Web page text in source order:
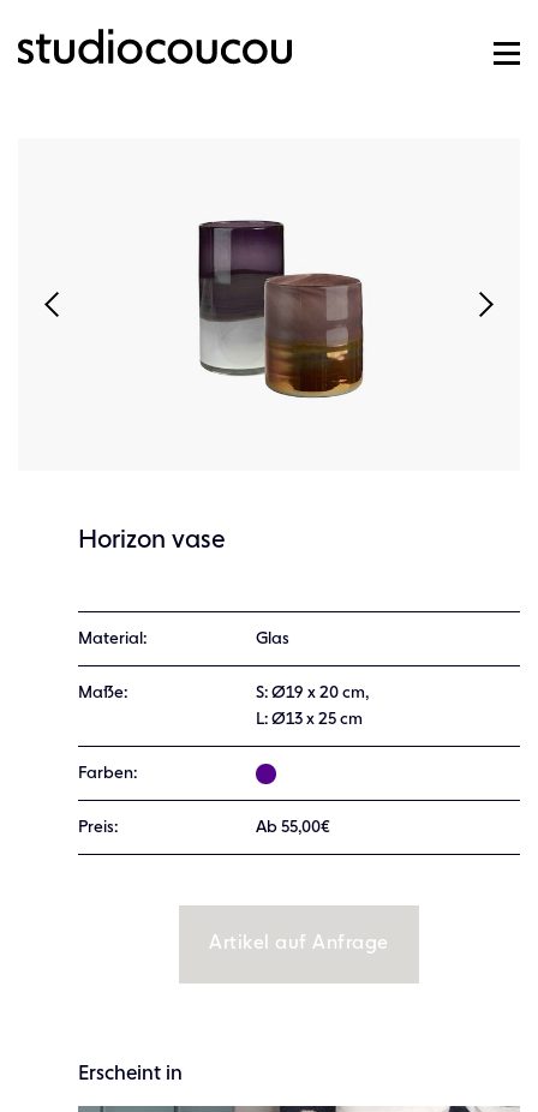
Horizon vase
Material: Glas
Maße:
S: Ø19 x 20 cm,
L: Ø13 x 25 cm
Farben:
Preis: Ab 55,00€
Artikel auf Anfrage
Erscheint in